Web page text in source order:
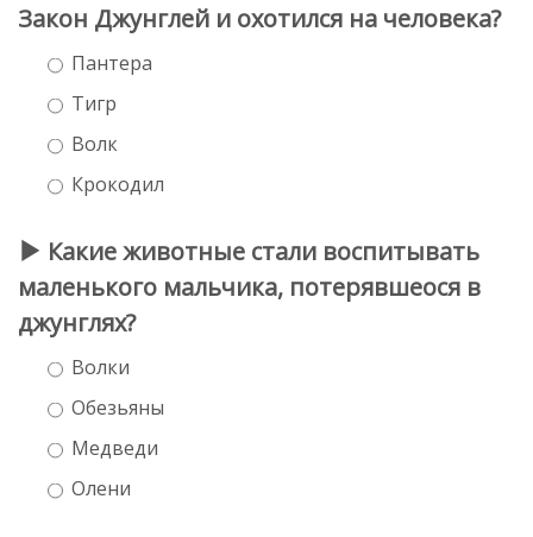
Закон Джунглей и охотился на человека?
Пантера
Тигр
Волк
Крокодил
Какие животные стали воспитывать
маленького мальчика, потерявшеося в
джунглях?
Волки
Обезьяны
Медведи
Олени